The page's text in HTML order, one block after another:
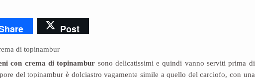
Post
con crema di topinambur sono delicatissimi e quindi vanno serviti prima di
del topinambur è dolciastro vagamente simile a quello del carciofo, con una